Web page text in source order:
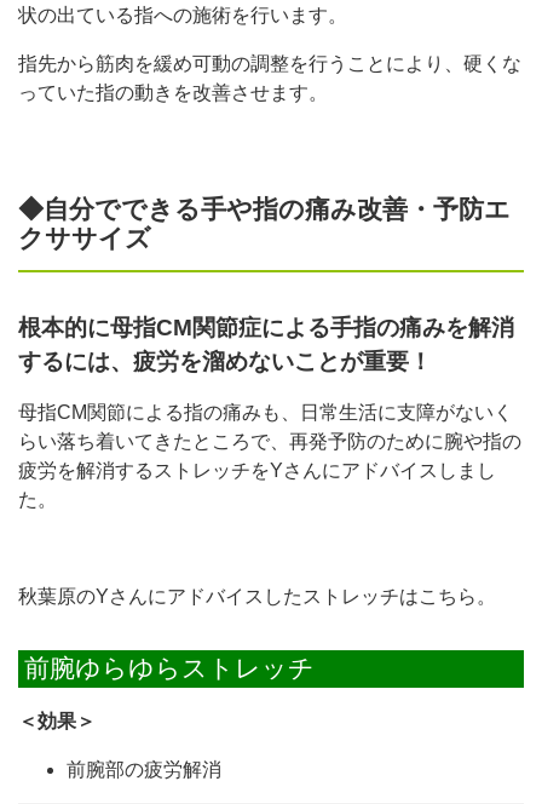
状の出ている指への施術を行います。
指先から筋肉を緩め可動の調整を行うことにより、硬くな
っていた指の動きを改善させます。
◆自分でできる手や指の痛み改善・予防エ
クササイズ
根本的に母指CM関節症による手指の痛みを解消
するには、疲労を溜めないことが重要！
母指CM関節による指の痛みも、日常生活に支障がないく
らい落ち着いてきたところで、再発予防のために腕や指の
疲労を解消するストレッチをYさんにアドバイスしまし
た。
秋葉原のYさんにアドバイスしたストレッチはこちら。
前腕ゆらゆらストレッチ
＜効果＞
前腕部の疲労解消